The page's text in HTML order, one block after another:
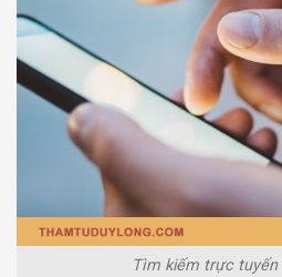
Tìm kiếm trực tuyến